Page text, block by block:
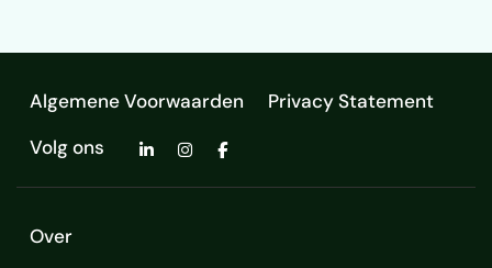
Algemene Voorwaarden
Privacy Statement
Volg ons
Over